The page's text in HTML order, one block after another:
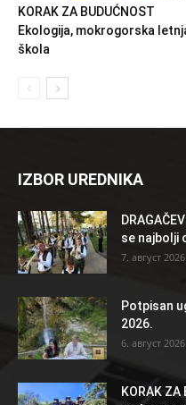
KORAK ZA BUDUĆNOST
Ekologija, mokrogorska
škola
IZBOR UREDNIKA
se najbolji
7. август 2026.
Potpisan
2026.
6. август 2026.
KORAK